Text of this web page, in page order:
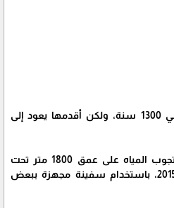
ويبلغ عمر معظم السفن حوالي 1300 سنة، ولكن أقدمها يعود إلى
الجدير بالذكر، أن البعثة كانت تجوب المياه على عمق 1800 متر تحت
سطح البحر الأسود منذ عام 2015، باستخدام سفينة مجهزة ببعض